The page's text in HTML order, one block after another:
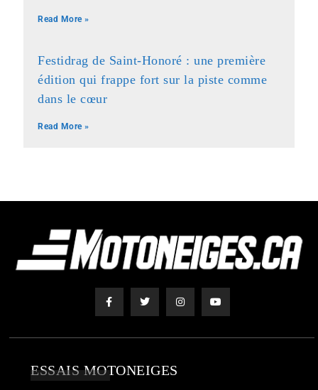
Read More »
Festidrag de Saint-Honoré : une première
édition qui frappe fort sur la piste comme
dans le cœur
Read More »
ESSAIS MOTONEIGES